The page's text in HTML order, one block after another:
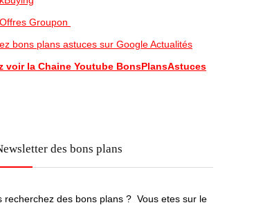
Groupon
bons plans astuces sur Google Actualités
voir la Chaine Youtube BonsPlansAstuces
des bons plans
recherchez des bons plans ? Vous etes sur le